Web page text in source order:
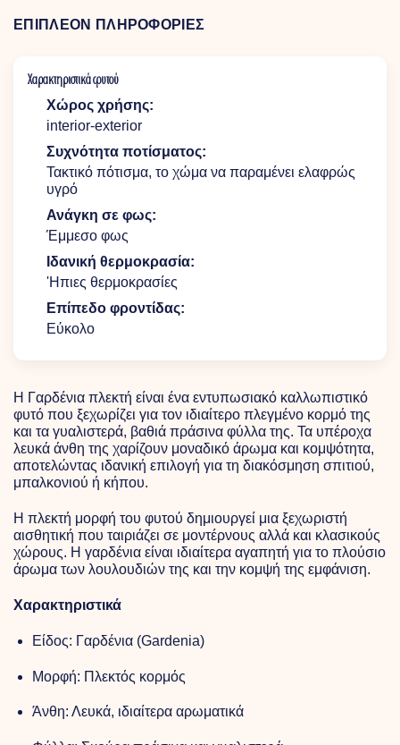
ΕΠΙΠΛΕΟΝ ΠΛΗΡΟΦΟΡΙΕΣ
Χαρακτηριστικά φυτού
Χώρος χρήσης:
interior-exterior
Συχνότητα ποτίσματος:
Τακτικό πότισμα, το χώμα να παραμένει ελαφρώς
υγρό
Ανάγκη σε φως:
Έμμεσο φως
Ιδανική θερμοκρασία:
'Hπιες θερμοκρασίες
Επίπεδο φροντίδας:
Εύκολο
Η Γαρδένια πλεκτή είναι ένα εντυπωσιακό καλλωπιστικό
φυτό που ξεχωρίζει για τον ιδιαίτερο πλεγμένο κορμό της
και τα γυαλιστερά, βαθιά πράσινα φύλλα της. Τα υπέροχα
λευκά άνθη της χαρίζουν μοναδικό άρωμα και κομψότητα,
αποτελώντας ιδανική επιλογή για τη διακόσμηση σπιτιού,
μπαλκονιού ή κήπου.
Η πλεκτή μορφή του φυτού δημιουργεί μια ξεχωριστή
αισθητική που ταιριάζει σε μοντέρνους αλλά και κλασικούς
χώρους. Η γαρδένια είναι ιδιαίτερα αγαπητή για το πλούσιο
άρωμα των λουλουδιών της και την κομψή της εμφάνιση.
Χαρακτηριστικά
Είδος: Γαρδένια (Gardenia)
Μορφή: Πλεκτός κορμός
Άνθη: Λευκά, ιδιαίτερα αρωματικά